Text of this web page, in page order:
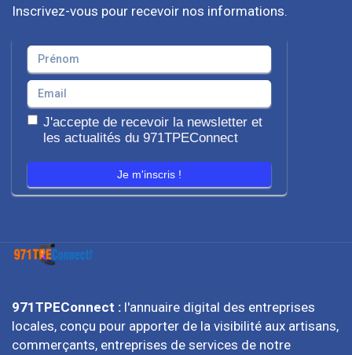
Inscrivez-vous pour recevoir nos informations.
J'accepte de recevoir la newsletter et
les actualités du 971TPEConnect
Je m'inscris !
971TPEConnect : l'annuaire digital des entreprises
locales, conçu pour apporter de la visibilité aux artisans,
commerçants, entreprises de services de notre